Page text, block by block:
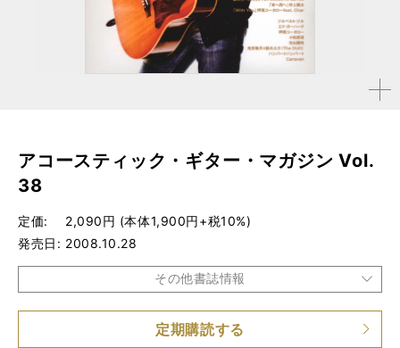
拡大す
アコースティック・ギター・マガジン Vol.
38
定価
2,090円 (本体1,900円+税10%)
発売日
2008.10.28
その他書誌情報
定期購読する